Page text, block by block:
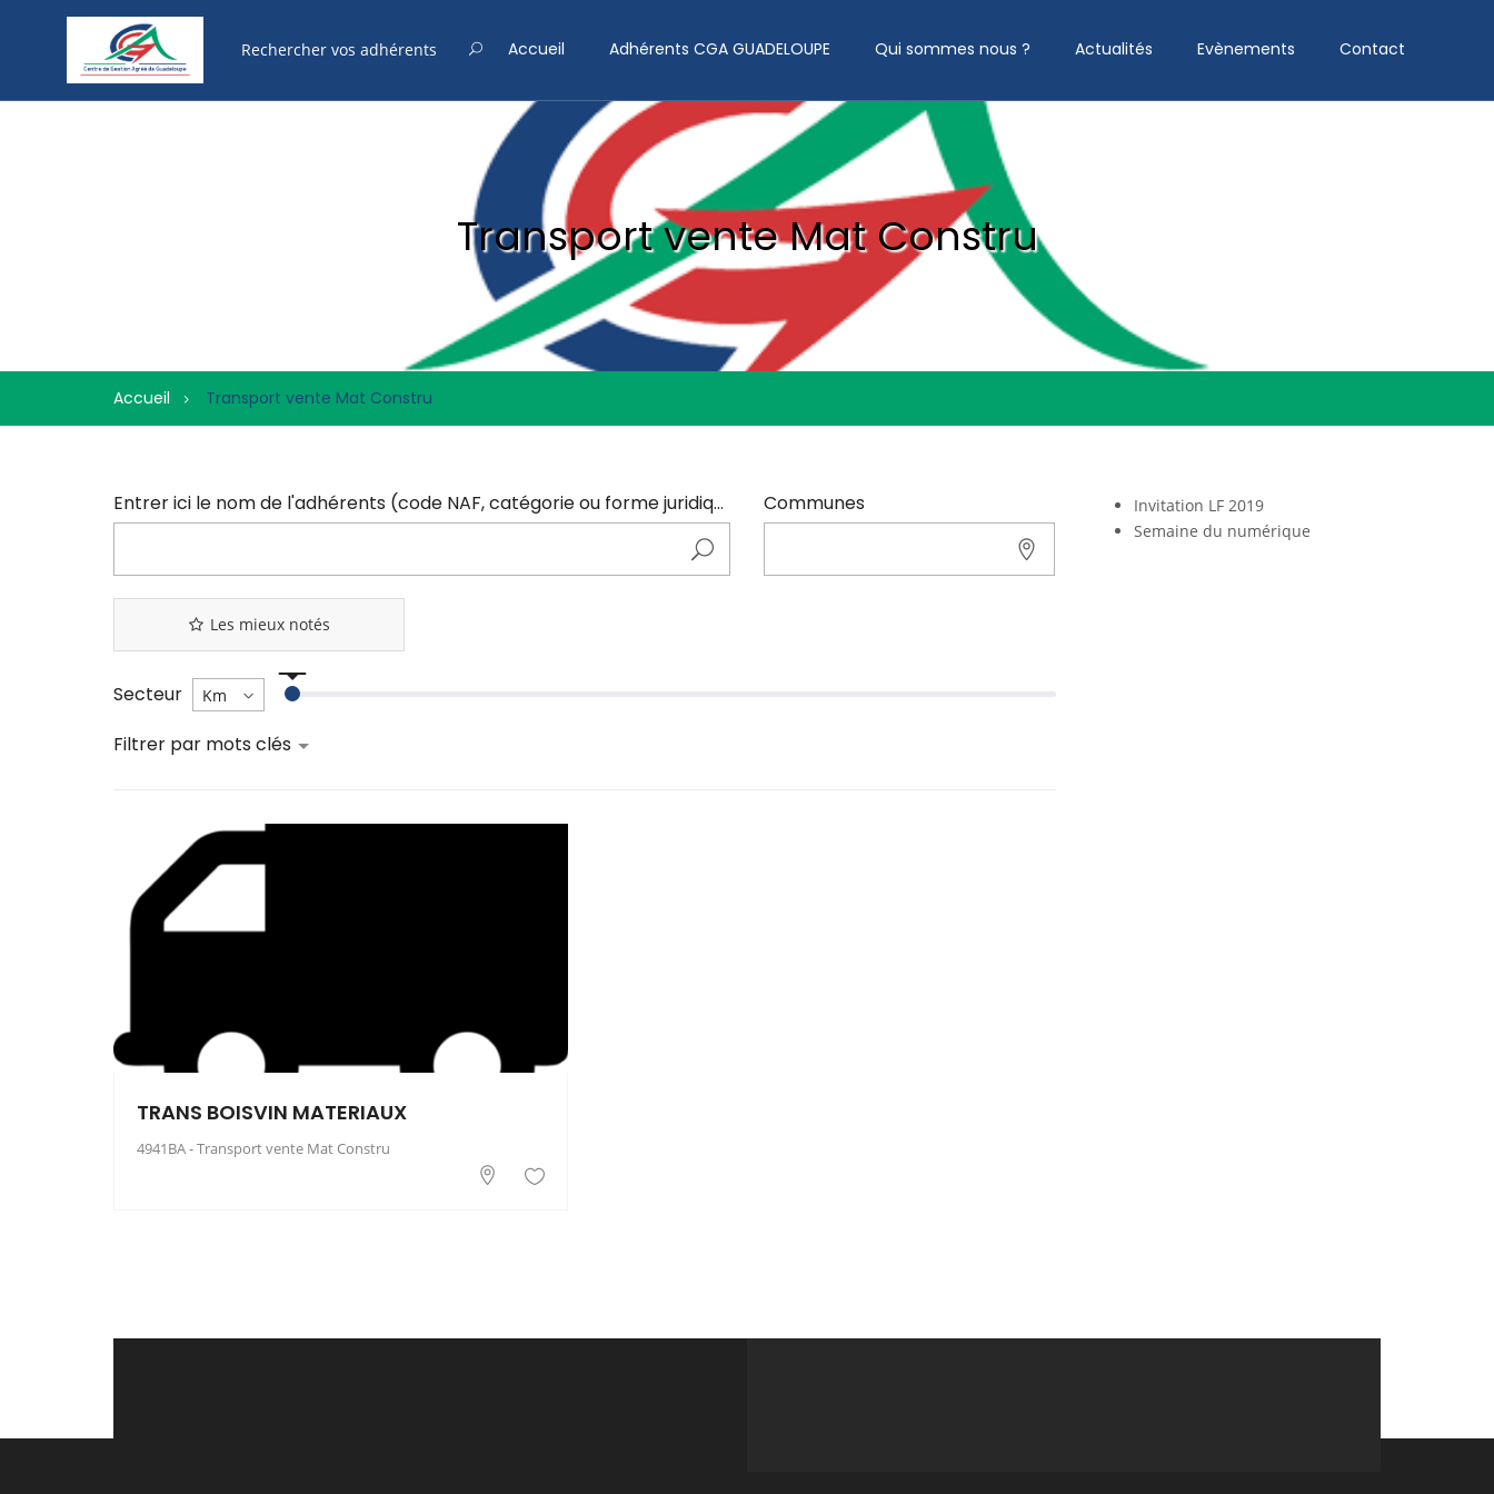
Accueil Adhérents CGA GUADELOUPE Qui sommes nous ? Actualités Evènements Contact
Transport vente Mat Constru
Accueil Transport vente Mat Constru
Entrer ici le nom de l'adhérents (code NAF, catégorie ou forme juridique) Communes
Les mieux notés
Secteur
Filtrer par mots clés
TRANS BOISVIN MATERIAUX
4941BA - Transport vente Mat Constru
Invitation LF 2019
Semaine du numérique